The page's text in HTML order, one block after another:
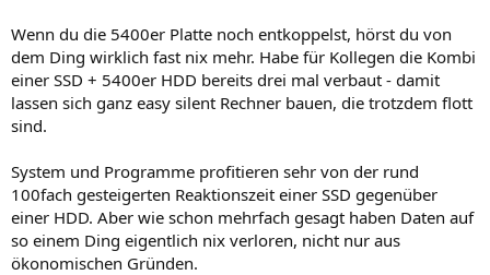
Wenn du die 5400er Platte noch entkoppelst, hörst du von
dem Ding wirklich fast nix mehr. Habe für Kollegen die Kombi
einer SSD + 5400er HDD bereits drei mal verbaut - damit
lassen sich ganz easy silent Rechner bauen, die trotzdem flott
sind.
System und Programme profitieren sehr von der rund
100fach gesteigerten Reaktionszeit einer SSD gegenüber
einer HDD. Aber wie schon mehrfach gesagt haben Daten auf
so einem Ding eigentlich nix verloren, nicht nur aus
ökonomischen Gründen.